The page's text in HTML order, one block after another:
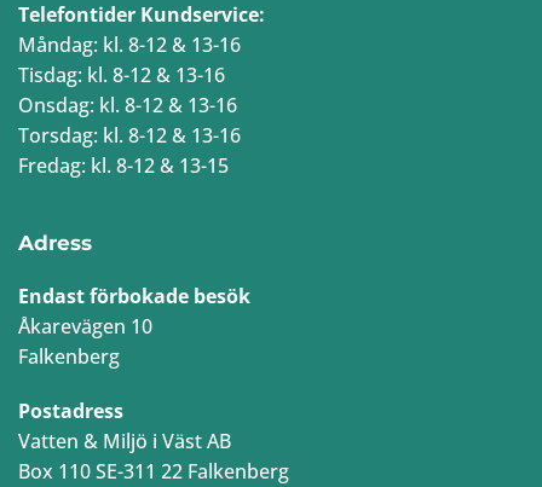
Telefontider Kundservice:
Måndag: kl. 8-12 & 13-16
Tisdag: kl. 8-12 & 13-16
Onsdag: kl. 8-12 & 13-16
Torsdag: kl. 8-12 & 13-16
Fredag: kl. 8-12 & 13-15
Adress
Endast förbokade besök
Åkarevägen 10
Falkenberg
Postadress
Vatten & Miljö i Väst AB
Box 110 SE-311 22 Falkenberg